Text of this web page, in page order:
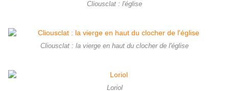
Cliousclat : l'église
Cliousclat : la vierge en haut du clocher de l'église
Loriol